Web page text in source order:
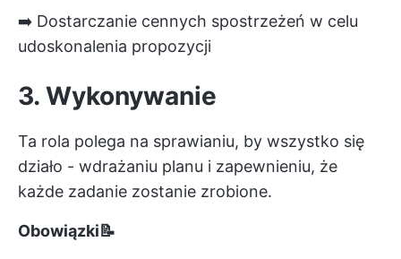
➡️ Dostarczanie cennych spostrzeżeń w celu
udoskonalenia propozycji
3. Wykonywanie
Ta rola polega na sprawianiu, by wszystko się
działo - wdrażaniu planu i zapewnieniu, że
każde zadanie zostanie zrobione.
Obowiązki📝